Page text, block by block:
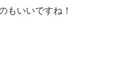
もいいですね！